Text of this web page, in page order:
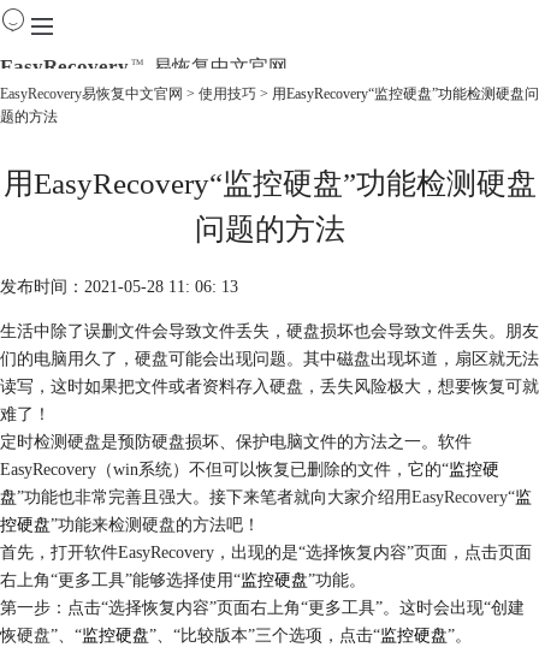
EasyRecovery TM 易恢复中文官网
下载
EasyRecovery易恢复中文官网 > 使用技巧 > 用EasyRecovery“监控硬盘”功能检测硬盘问
题的方法
用EasyRecovery“监控硬盘”功能检测硬盘
问题的方法
发布时间：2021-05-28 11: 06: 13
生活中除了误删文件会导致文件丢失，硬盘损坏也会导致文件丢失。朋友
们的电脑用久了，硬盘可能会出现问题。其中磁盘出现坏道，扇区就无法
读写，这时如果把文件或者资料存入硬盘，丢失风险极大，想要恢复可就
难了！
定时检测硬盘是预防硬盘损坏、保护电脑文件的方法之一。软件
EasyRecovery（win系统）不但可以恢复已删除的文件，它的“监控硬
盘”功能也非常完善且强大。接下来笔者就向大家介绍用EasyRecovery“监
控硬盘”功能来检测硬盘的方法吧！
首先，打开软件EasyRecovery，出现的是“选择恢复内容”页面，点击页面
右上角“更多工具”能够选择使用“监控硬盘”功能。
第一步：点击“选择恢复内容”页面右上角“更多工具”。这时会出现“创建
恢硬盘”、“监控硬盘”、“比较版本”三个选项，点击“监控硬盘”。